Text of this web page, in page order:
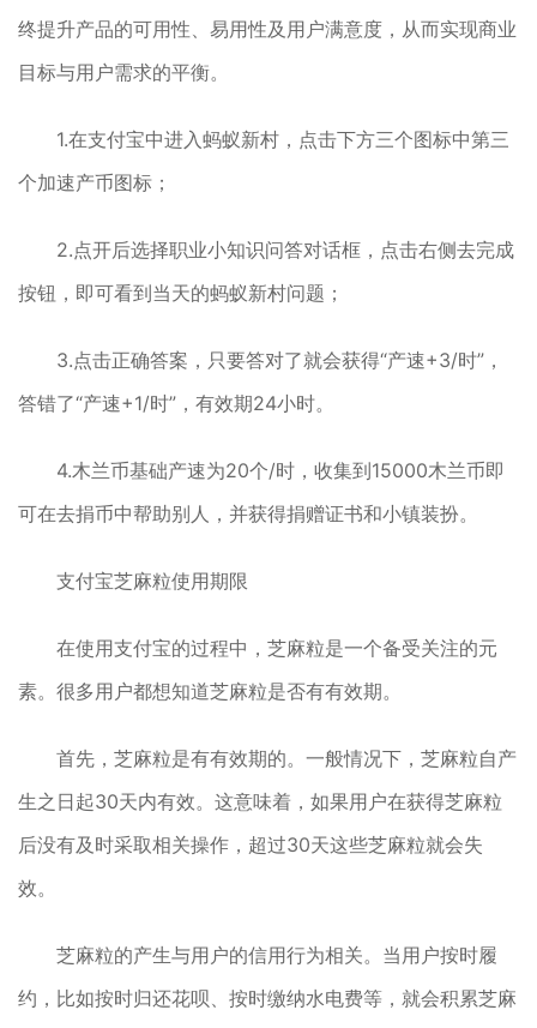
终提升产品的可用性、易用性及用户满意度，从而实现商业
目标与用户需求的平衡。
1.在支付宝中进入蚂蚁新村，点击下方三个图标中第三
个加速产币图标；
2.点开后选择职业小知识问答对话框，点击右侧去完成
按钮，即可看到当天的蚂蚁新村问题；
3.点击正确答案，只要答对了就会获得“产速+3/时”，
答错了“产速+1/时”，有效期24小时。
4.木兰币基础产速为20个/时，收集到15000木兰币即
可在去捐币中帮助别人，并获得捐赠证书和小镇装扮。
支付宝芝麻粒使用期限
在使用支付宝的过程中，芝麻粒是一个备受关注的元
素。很多用户都想知道芝麻粒是否有有效期。
首先，芝麻粒是有有效期的。一般情况下，芝麻粒自产
生之日起30天内有效。这意味着，如果用户在获得芝麻粒
后没有及时采取相关操作，超过30天这些芝麻粒就会失
效。
芝麻粒的产生与用户的信用行为相关。当用户按时履
约，比如按时归还花呗、按时缴纳水电费等，就会积累芝麻